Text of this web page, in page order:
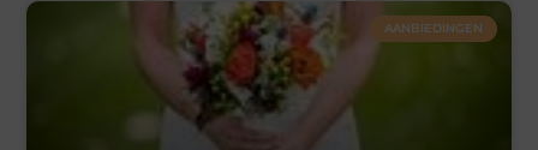
AANBIEDINGEN